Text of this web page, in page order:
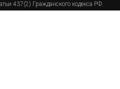
437(2) Гражданского кодекса РФ.